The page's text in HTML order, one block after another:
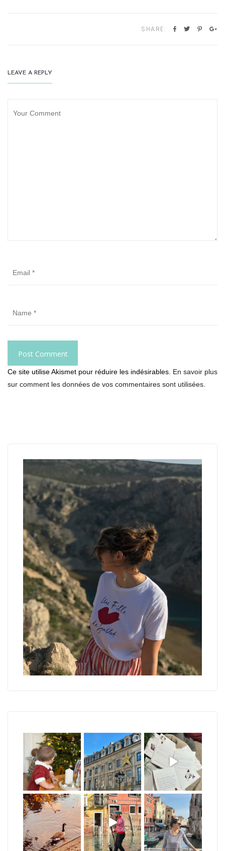
SHARE:
LEAVE A REPLY
Ce site utilise Akismet pour réduire les indésirables. En savoir plus
sur comment les données de vos commentaires sont utilisées